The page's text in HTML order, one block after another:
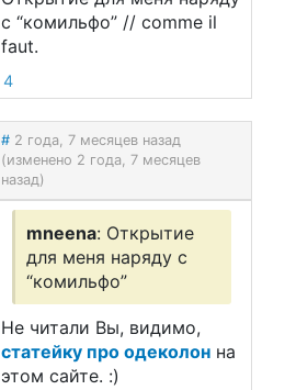
с “комильфо” // comme il
faut.
4
# 2 года, 7 месяцев назад
(изменено 2 года, 7 месяцев
назад)
mneena: Открытие
для меня наряду с
“комильфо”
Не читали Вы, видимо,
статейку про одеколон на
этом сайте. :)